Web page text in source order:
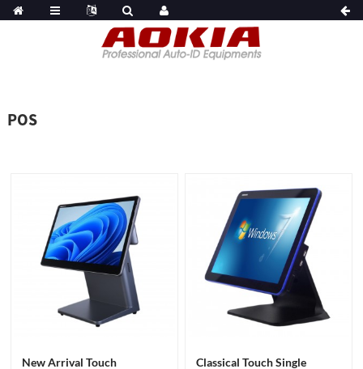
POS
New Arrival Touch
Classical Touch Single